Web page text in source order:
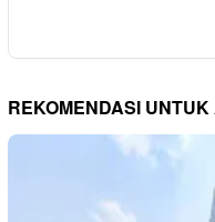
REKOMENDASI